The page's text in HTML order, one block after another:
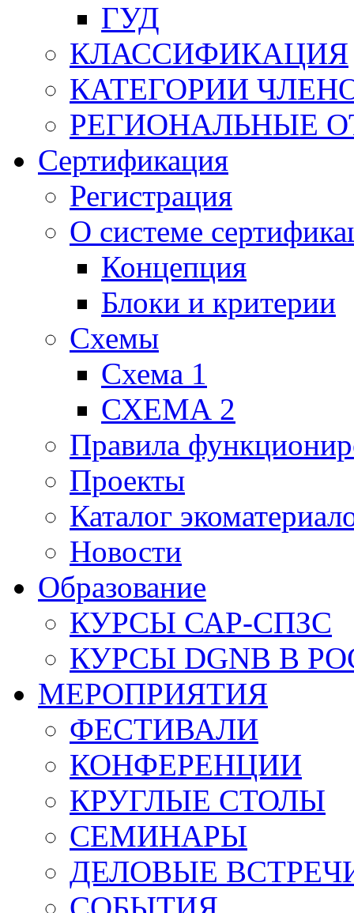
ГУД
КЛАССИФИКАЦИЯ
КАТЕГОРИИ
РЕГИОНАЛЬНЫЕ
Сертификация
Регистрация
О системе
Концепция
Блоки и критерии
Схемы
Схема 1
СХЕМА 2
Правила
Проекты
Каталог
Новости
Образование
КУРСЫ САР-СПЗС
КУРСЫ DGNB В
МЕРОПРИЯТИЯ
ФЕСТИВАЛИ
КОНФЕРЕНЦИИ
КРУГЛЫЕ СТОЛЫ
СЕМИНАРЫ
ДЕЛОВЫЕ